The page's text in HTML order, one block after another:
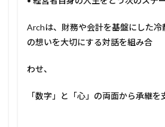
Archは、財務や会計を基盤にした冷
の想いを大切にする対話を組み合
わせ、
「数字」と「心」の両面から承継を